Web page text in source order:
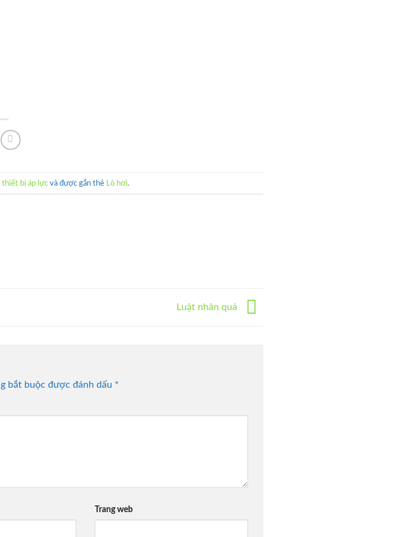
thiết bị áp lực và được gắn thẻ Lò hơi.
Luật nhân quả
bắt buộc được đánh dấu *
Trang web